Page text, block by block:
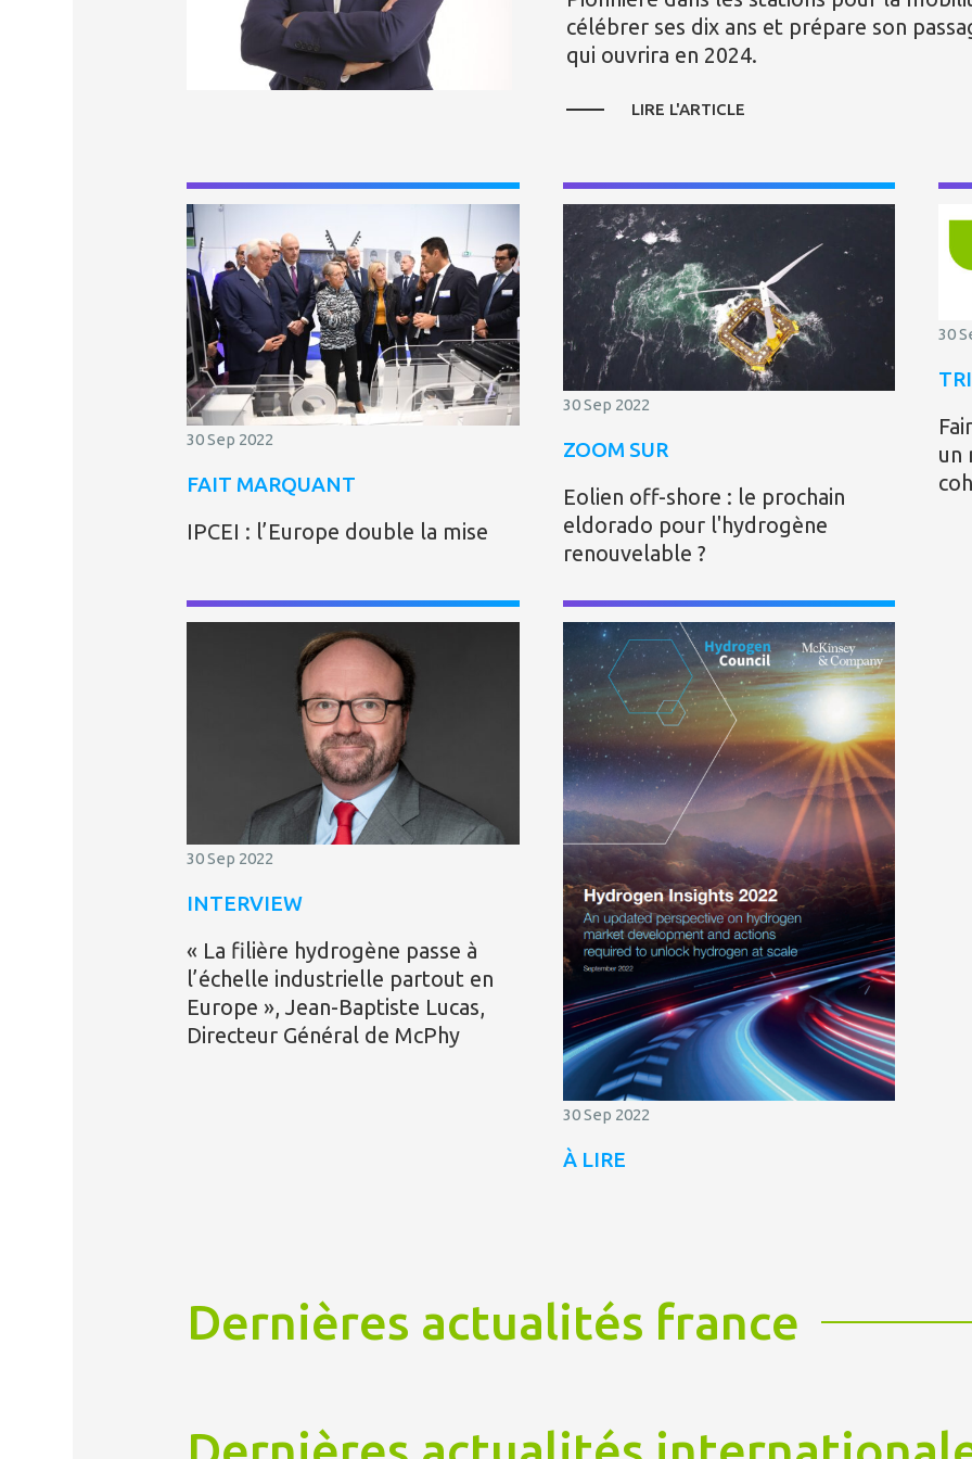
célébrer ses dix ans et prépare son
qui ouvrira en 2024.
LIRE L'ARTICLE
30 Sep 2022
FAIT MARQUANT
IPCEI : l’Europe double la mise
30 Sep 2022
ZOOM SUR
Eolien off-shore : le prochain
eldorado pour l'hydrogène
renouvelable ?
30
un
30 Sep 2022
INTERVIEW
« La filière hydrogène passe à
l’échelle industrielle partout en
Europe », Jean-Baptiste Lucas,
Directeur Général de McPhy
30 Sep 2022
À LIRE
Dernières actualités france